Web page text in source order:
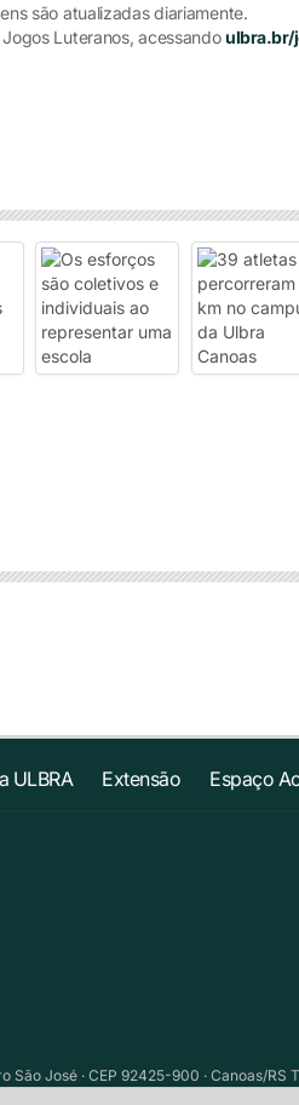
são atualizadas diariamente.
Luteranos, acessandoulbra.br/
ULBRA Extensão Espaço
São José · CEP 92425-900 · Canoas/RS